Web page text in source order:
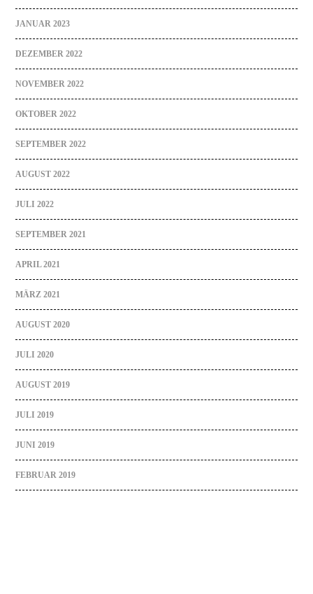
JANUAR 2023
DEZEMBER 2022
NOVEMBER 2022
OKTOBER 2022
SEPTEMBER 2022
AUGUST 2022
JULI 2022
SEPTEMBER 2021
APRIL 2021
MÄRZ 2021
AUGUST 2020
JULI 2020
AUGUST 2019
JULI 2019
JUNI 2019
FEBRUAR 2019